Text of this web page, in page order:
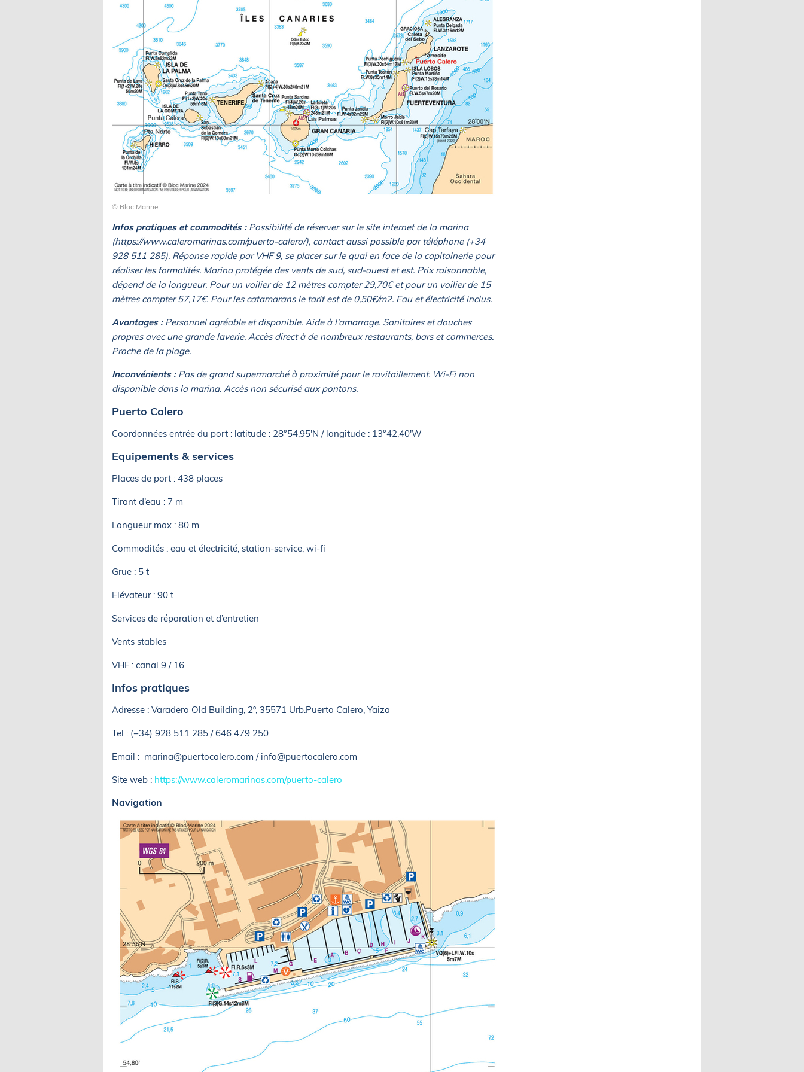
© Bloc Marine
Infos pratiques et commodités :Possibilité de réserver sur le site internet de la marina
(https://www.caleromarinas.com/puerto-calero/), contact aussi possible par téléphone (+34
928 511 285). Réponse rapide par VHF 9, se placer sur le quai en face de la capitainerie pour
réaliser les formalités. Marina protégée des vents de sud, sud-ouest et est. Prix raisonnable,
dépend de la longueur. Pour un voilier de 12 mètres compter 29,70€ et pour un voilier de 15
mètres compter 57,17€. Pour les catamarans le tarif est de 0,50€/m2. Eau et électricité inclus.
Avantages : Personnel agréable et disponible. Aide à l'amarrage. Sanitaires et douches
propres avec une grande laverie. Accès direct à de nombreux restaurants, bars et commerces.
Proche de la plage.
Inconvénients : Pas de grand supermarché à proximité pour le ravitaillement. Wi-Fi non
disponible dans la marina. Accès non sécurisé aux pontons.
Puerto Calero
Coordonnées entrée du port : latitude : 28°54,95'N / longitude : 13°42,40'W
Equipements & services
Places de port : 438 places
Tirant d’eau : 7 m
Longueur max : 80 m
Commodités : eau et électricité, station-service, wi-fi
Grue : 5 t
Elévateur : 90 t
Services de réparation et d’entretien
Vents stables
VHF : canal 9 / 16
Infos pratiques
Adresse : Varadero Old Building, 2º, 35571 Urb.Puerto Calero, Yaiza
Tel : (+34) 928 511 285 / 646 479 250
Email : marina@puertocalero.com / info@puertocalero.com
Site web : https://www.caleromarinas.com/puerto-calero
Navigation